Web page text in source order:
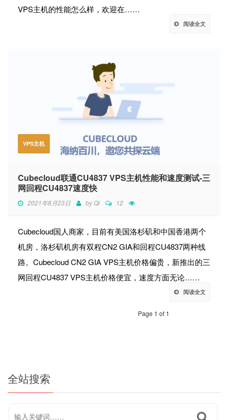
VPS主机的性能怎么样，欢迎在……
阅读全文
VPS主机
Cubecloud联通CU4837 VPS主机性能和速度测试-三
网回程CU4837速度快
2021年8月23日 byQi 12
Cubecloud国人商家，目前有美国洛杉矶和中国香港两个
机房，洛杉矶机房有双程CN2 GIA和回程CU4837两种线
路。Cubecloud CN2 GIA VPS主机价格偏贵，新推出的三
网回程CU4837 VPS主机价格便宜，速度方面无论……
阅读全文
Page 1 of 1
全站搜索